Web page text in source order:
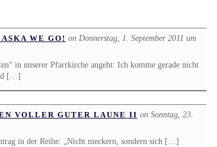
WE GO! on Donnerstag, 1. September 2011 um
in unserer Pfarrkirche angeht: Ich komme gerade nicht
[…]
VOLLER GUTER LAUNE II on Sonntag, 23.
in der Reihe: „Nicht meckern, sondern sich […]